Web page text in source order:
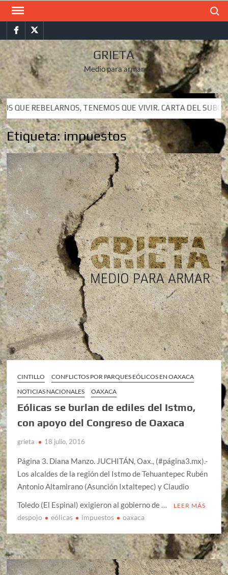
Saltar
contenidoFacebookTwitter
GRIETA
Medio para armar
TENEMOS QUE VIVIR. CARTA DEL SUBCOMANDANTE
TENEMOS QUE VIVIR. CARTA DEL SUBCOMANDANTE
Etiqueta:impuestos
CINTILLO
CONFLICTOS POR PARQUES EÓLICOS EN OAXACA
NOTICIAS NACIONALES
OAXACA
Eólicas se burlan de ediles del Istmo,
con apoyo del Congreso de Oaxaca
grieta 18 julio, 2016
Página 3. Diana Manzo. JUCHITÁN, Oax., (#página3.mx).-
Los alcaldes de la región del Istmo de Tehuantepec Rubén
Antonio Altamirano (Asunción Ixtaltepec) y Claudio
Toledo (El Espinal) exigieron al gobierno de …
LEER MÁS
despojo eólicas impuestos oaxaca